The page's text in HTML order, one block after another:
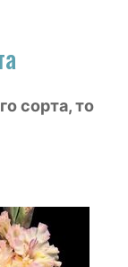
сорта, то